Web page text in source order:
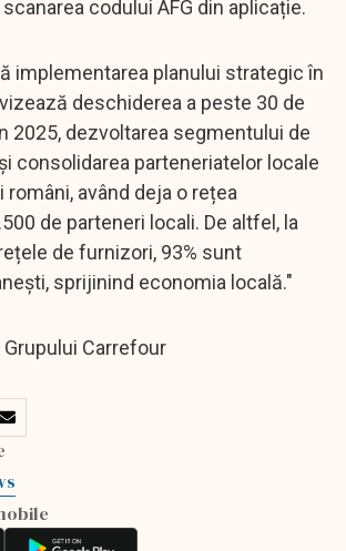
codului AFG din aplicație.
implementarea planului strategic în
deschiderea a peste 30 de
2025, dezvoltarea segmentului de
consolidarea parteneriatelor locale
având deja o rețea
de parteneri locali. De altfel, la
de furnizori, 93% sunt
sprijinind economia locală."
Carrefour